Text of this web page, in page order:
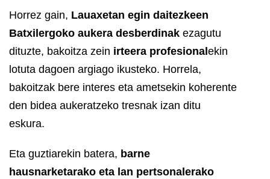
Horrez gain, Lauaxetan egin daitezkeen
Batxilergoko aukera desberdinak ezagutu
dituzte, bakoitza zein irteera profesionalekin
lotuta dagoen argiago ikusteko. Horrela,
bakoitzak bere interes eta ametsekin koherente
den bidea aukeratzeko tresnak izan ditu
eskura.
Eta guztiarekin batera, barne
hausnarketarako eta lan pertsonalerako